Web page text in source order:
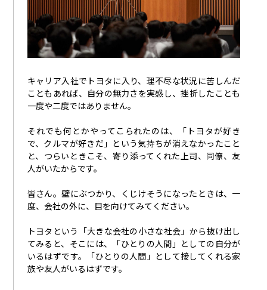
キャリア入社でトヨタに入り、理不尽な状況に苦しんだ
こともあれば、自分の無力さを実感し、挫折したことも
一度や二度ではありません。
それでも何とかやってこられたのは、「トヨタが好き
で、クルマが好きだ」という気持ちが消えなかったこと
と、つらいときこそ、寄り添ってくれた上司、同僚、友
人がいたからです。
皆さん。壁にぶつかり、くじけそうになったときは、一
度、会社の外に、目を向けてみてください。
トヨタという「大きな会社の小さな社会」から抜け出し
てみると、そこには、「ひとりの人間」としての自分が
いるはずです。「ひとりの人間」として接してくれる家
族や友人がいるはずです。